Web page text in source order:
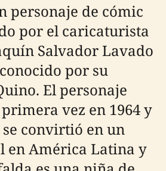
personaje de cómic
por el caricaturista
Salvador Lavado
por su
El personaje
vez en 1964 y
convirtió en un
en América Latina y